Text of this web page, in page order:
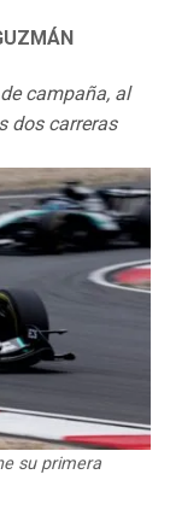
campaña, al
dos carreras
su primera